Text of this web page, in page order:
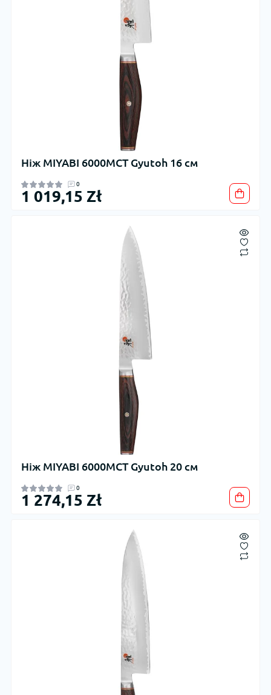
Ніж MIYABI 6000MCT Gyutoh 16 см
0
1 019,15 Zł
Ніж MIYABI 6000MCT Gyutoh 20 см
0
1 274,15 Zł